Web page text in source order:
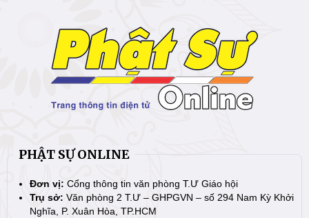
PHẬT SỰ ONLINE
Đơn vị: Cổng thông tin văn phòng T.Ư Giáo hội
Trụ sở: Văn phòng 2 T.Ư – GHPGVN – số 294 Nam Kỳ Khởi
Nghĩa, P. Xuân Hòa, TP.HCM